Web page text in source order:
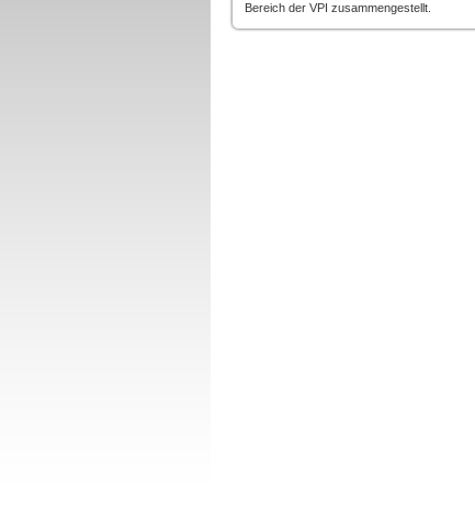
Bereich der VPI zusammengestellt.